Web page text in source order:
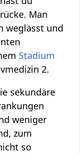
Man
weglässt und
Stadium
2.
sekundäre
weniger
zum
so